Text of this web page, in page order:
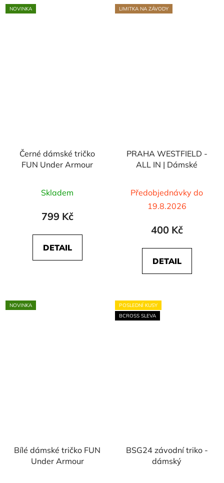
NOVINKA
Černé dámské tričko
FUN Under Armour
Skladem
799 Kč
DETAIL
LIMITKA NA ZÁVODY
PRAHA WESTFIELD -
ALL IN | Dámské
Předobjednávky do
19.8.2026
400 Kč
DETAIL
NOVINKA
Bílé dámské tričko FUN
Under Armour
POSLEDNÍ KUSY
BCROSS SLEVA
BSG24 závodní triko -
dámský